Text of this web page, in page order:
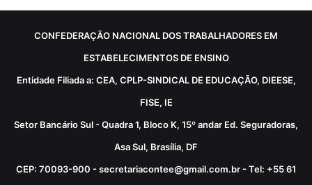
CONFEDERAÇÃO NACIONAL DOS TRABALHADORES EM
ESTABELECIMENTOS DE ENSINO
Entidade Filiada a: CEA, CPLP-SINDICAL DE EDUCAÇÃO, DIEESE,
FISE, IE
Setor Bancário Sul - Quadra 1, Bloco K, 15º andar Ed. Seguradoras,
Asa Sul, Brasília, DF
CEP: 70093-900 - secretariacontee@gmail.com.br - Tel: +55 61